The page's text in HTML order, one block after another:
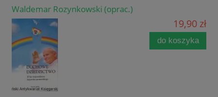
Waldemar Rozynkowski (oprac.)
19,90 zł
do koszyka